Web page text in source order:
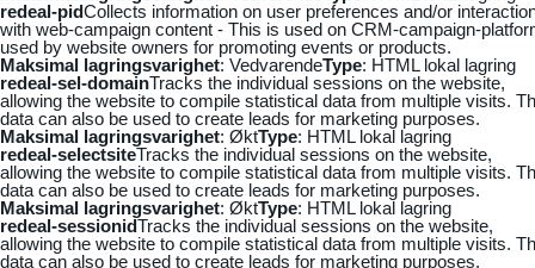
redeal-pidCollects information on user preferences and/or
with web-campaign content - This is used on CRM-campaign-
used by website owners for promoting events or products.
Maksimal lagringsvarighet: VedvarendeType: HTML lokal lagring
redeal-sel-domainTracks the individual sessions on the website,
allowing the website to compile statistical data from multiple visits.
data can also be used to create leads for marketing purposes.
Maksimal lagringsvarighet: ØktType: HTML lokal lagring
redeal-selectsiteTracks the individual sessions on the website,
allowing the website to compile statistical data from multiple visits.
data can also be used to create leads for marketing purposes.
Maksimal lagringsvarighet: ØktType: HTML lokal lagring
redeal-sessionidTracks the individual sessions on the website,
allowing the website to compile statistical data from multiple visits.
data can also be used to create leads for marketing purposes.